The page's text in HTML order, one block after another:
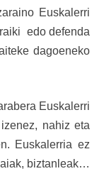
Euskalerri
edo defenda
dagoeneko
Euskalerri
nahiz eta
Euskalerria ez
biztanleak…